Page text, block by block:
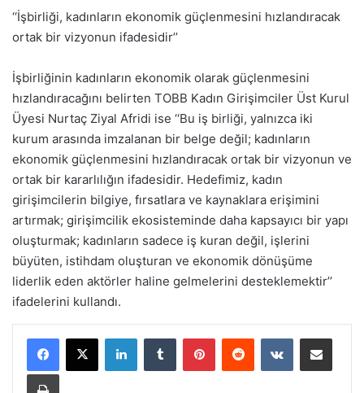
‘‘İşbirliği, kadınların ekonomik güçlenmesini hızlandıracak
ortak bir vizyonun ifadesidir’’
İşbirliğinin kadınların ekonomik olarak güçlenmesini
hızlandıracağını belirten TOBB Kadın Girişimciler Üst Kurul
Üyesi Nurtaç Ziyal Afridi ise ‘‘Bu iş birliği, yalnızca iki
kurum arasında imzalanan bir belge değil; kadınların
ekonomik güçlenmesini hızlandıracak ortak bir vizyonun ve
ortak bir kararlılığın ifadesidir. Hedefimiz, kadın
girişimcilerin bilgiye, fırsatlara ve kaynaklara erişimini
artırmak; girişimcilik ekosisteminde daha kapsayıcı bir yapı
oluşturmak; kadınların sadece iş kuran değil, işlerini
büyüten, istihdam oluşturan ve ekonomik dönüşüme
liderlik eden aktörler haline gelmelerini desteklemektir’’
ifadelerini kullandı.